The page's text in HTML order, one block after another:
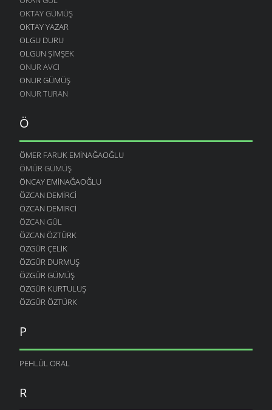
OKTAY GÜMÜŞ
OKTAY YAZAR
OLGU DURU
OLGUN ŞIMŞEK
ONUR AVCI
ONUR GÜMÜŞ
ONUR TURAN
Ö
ÖMER FARUK EMINAĞAOĞLU
ÖMÜR GÜMÜŞ
ÖNCAY EMINAĞAOĞLU
ÖZCAN DEMIRCI
ÖZCAN DEMIRCI
ÖZCAN GÜL
ÖZCAN ÖZTÜRK
ÖZGÜR ÇELIK
ÖZGÜR DURMUŞ
ÖZGÜR GÜMÜŞ
ÖZGÜR KURTULUŞ
ÖZGÜR ÖZTÜRK
P
PEHLÜL ORAL
R